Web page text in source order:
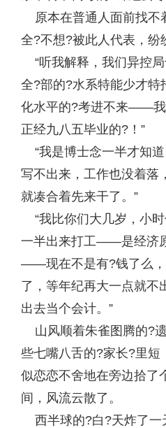
原本在普通人面前找不
全?不想?被此人代表，纷
“听我解释，我们异控
全?部的?水系特能少才特
化水平的?考进不来——我
正经九八五毕业的?！”
“我是博士念一半才知
写不出来，工作也没着落
就凑合着先来干了。”
“我比你们大几岁，小
一半出来打工——是经济
——现在不是有?钱了么，
了，等年纪再大一点就不
出去当个会计。”
山风顺着朱雀图腾的?
些七嘴八舌的?家长?里短
似恋恋不舍地在旁边拾了
间，风流云散了。
西半球的?白?天炸了一